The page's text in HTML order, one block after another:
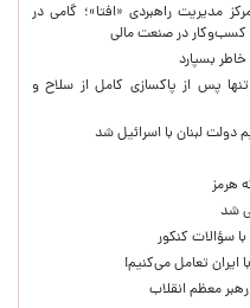
مدیریت راهبردی «افتا»؛ گامی در
کسب‌وکار در صنعت مالی
خاطر بسپارد
پس از پاکسازی کامل از سلاح و
لبنان با اسرائیل شد
هرمز
شد
سؤالات کنکور
تعامل می‌کنیم!
معظم انقلاب